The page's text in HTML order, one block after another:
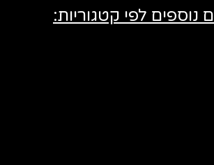
נוספים לפי קטגוריות: